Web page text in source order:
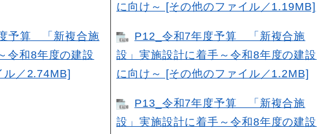
予算 「新複合施
令和8年度の建設
ル／2.74MB]
に向け～ [その他のファイル／1.19MB]
P12_令和7年度予算 「新複合施
設」実施設計に着手～令和8年度の建設
に向け～ [その他のファイル／1.2MB]
P13_令和7年度予算 「新複合施
設」実施設計に着手～令和8年度の建設